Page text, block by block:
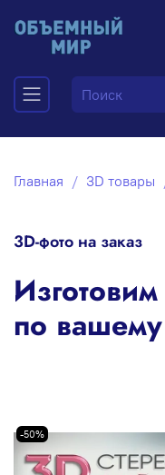
Главная 3D товары
3D-фото на заказ
по
-50%